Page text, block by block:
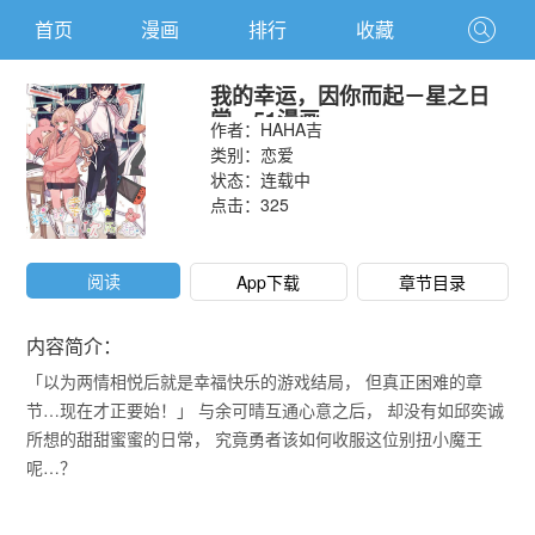
首页 漫画 排行 收藏
我的幸运，因你而起－星之日
常－51漫画
作者： HAHA吉
类别： 恋爱
状态：连载中
点击： 325
阅读 App下载 章节目录
内容简介：
「以为两情相悦后就是幸福快乐的游戏结局， 但真正困难的章
节…现在才正要始！」 与余可晴互通心意之后， 却没有如邱奕诚
所想的甜甜蜜蜜的日常， 究竟勇者该如何收服这位别扭小魔王
呢…？